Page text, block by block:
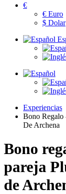
€
€ Euro
$ Dolar
Experiencias
Bono Regalo
De Archena
Bono
pareja
de